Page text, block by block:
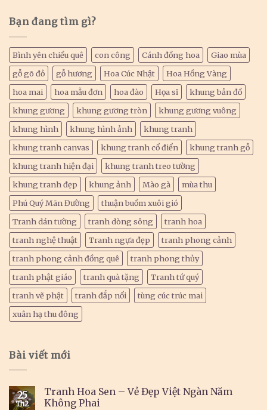
Bạn đang tìm gì?
Bình yên chiều quê con công Cánh đồng hoa
Giao mùa
gỗ gõ đỏ
gỗ hương Hoa Cúc Nhật
Hoa Hồng Vàng
hoa mai
hoa mẫu đơn hoa đào Họa sĩ
khung bản đồ
khung gương
khung gương tròn
khung gương vuông
khung hình
khung hình ảnh
khung tranh
khung tranh canvas
khung tranh cổ điển
khung tranh gỗ
khung tranh hiện đại
khung tranh treo tường
khung tranh đẹp
khung ảnh Mào gà
mùa thu
Phú Quý Mãn Đường
thuận buồm xuôi gió
Tranh dán tường
tranh dòng sông
tranh hoa
tranh nghệ thuật
Tranh ngựa đẹp
tranh phong cảnh
tranh phong cảnh đồng quê
tranh phong thủy
tranh phật giáo
tranh quà tặng
Tranh tứ quý
tranh vẽ phật
tranh đắp nổi
tùng cúc trúc mai
xuân hạ thu đông
Bài viết mới
25
Th2
Tranh Hoa Sen – Vẻ Đẹp Việt Ngàn Năm
Không Phai